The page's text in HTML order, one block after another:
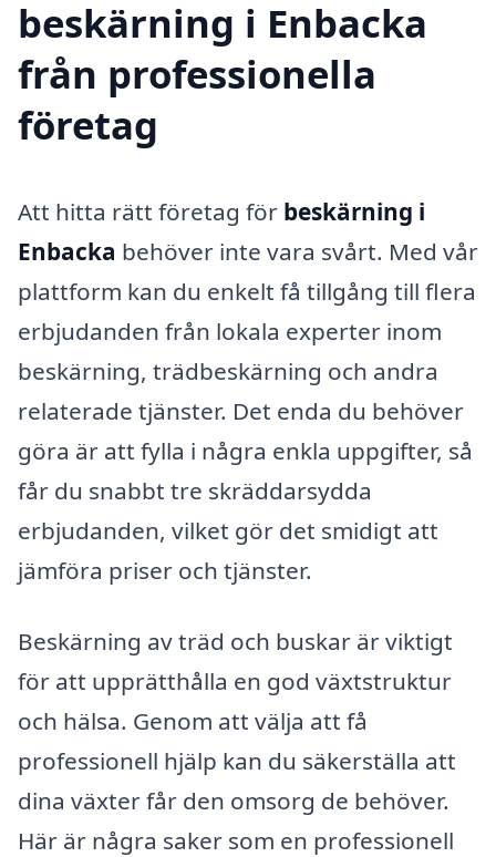
beskärning i Enbacka
från professionella
företag
Att hitta rätt företag för beskärning i
Enbacka behöver inte vara svårt. Med vår
plattform kan du enkelt få tillgång till flera
erbjudanden från lokala experter inom
beskärning, trädbeskärning och andra
relaterade tjänster. Det enda du behöver
göra är att fylla i några enkla uppgifter, så
får du snabbt tre skräddarsydda
erbjudanden, vilket gör det smidigt att
jämföra priser och tjänster.
Beskärning av träd och buskar är viktigt
för att upprätthålla en god växtstruktur
och hälsa. Genom att välja att få
professionell hjälp kan du säkerställa att
dina växter får den omsorg de behöver.
Här är några saker som en professionell